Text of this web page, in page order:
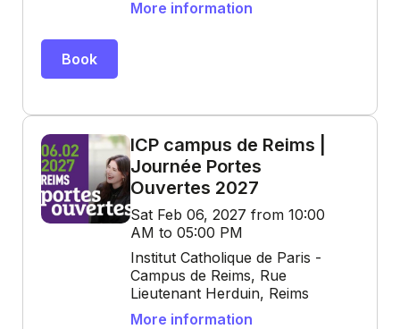
More information
Book
ICP campus de Reims |
Journée Portes
Ouvertes 2027
Sat Feb 06, 2027 from 10:00
AM to 05:00 PM
Institut Catholique de Paris -
Campus de Reims, Rue
Lieutenant Herduin, Reims
More information